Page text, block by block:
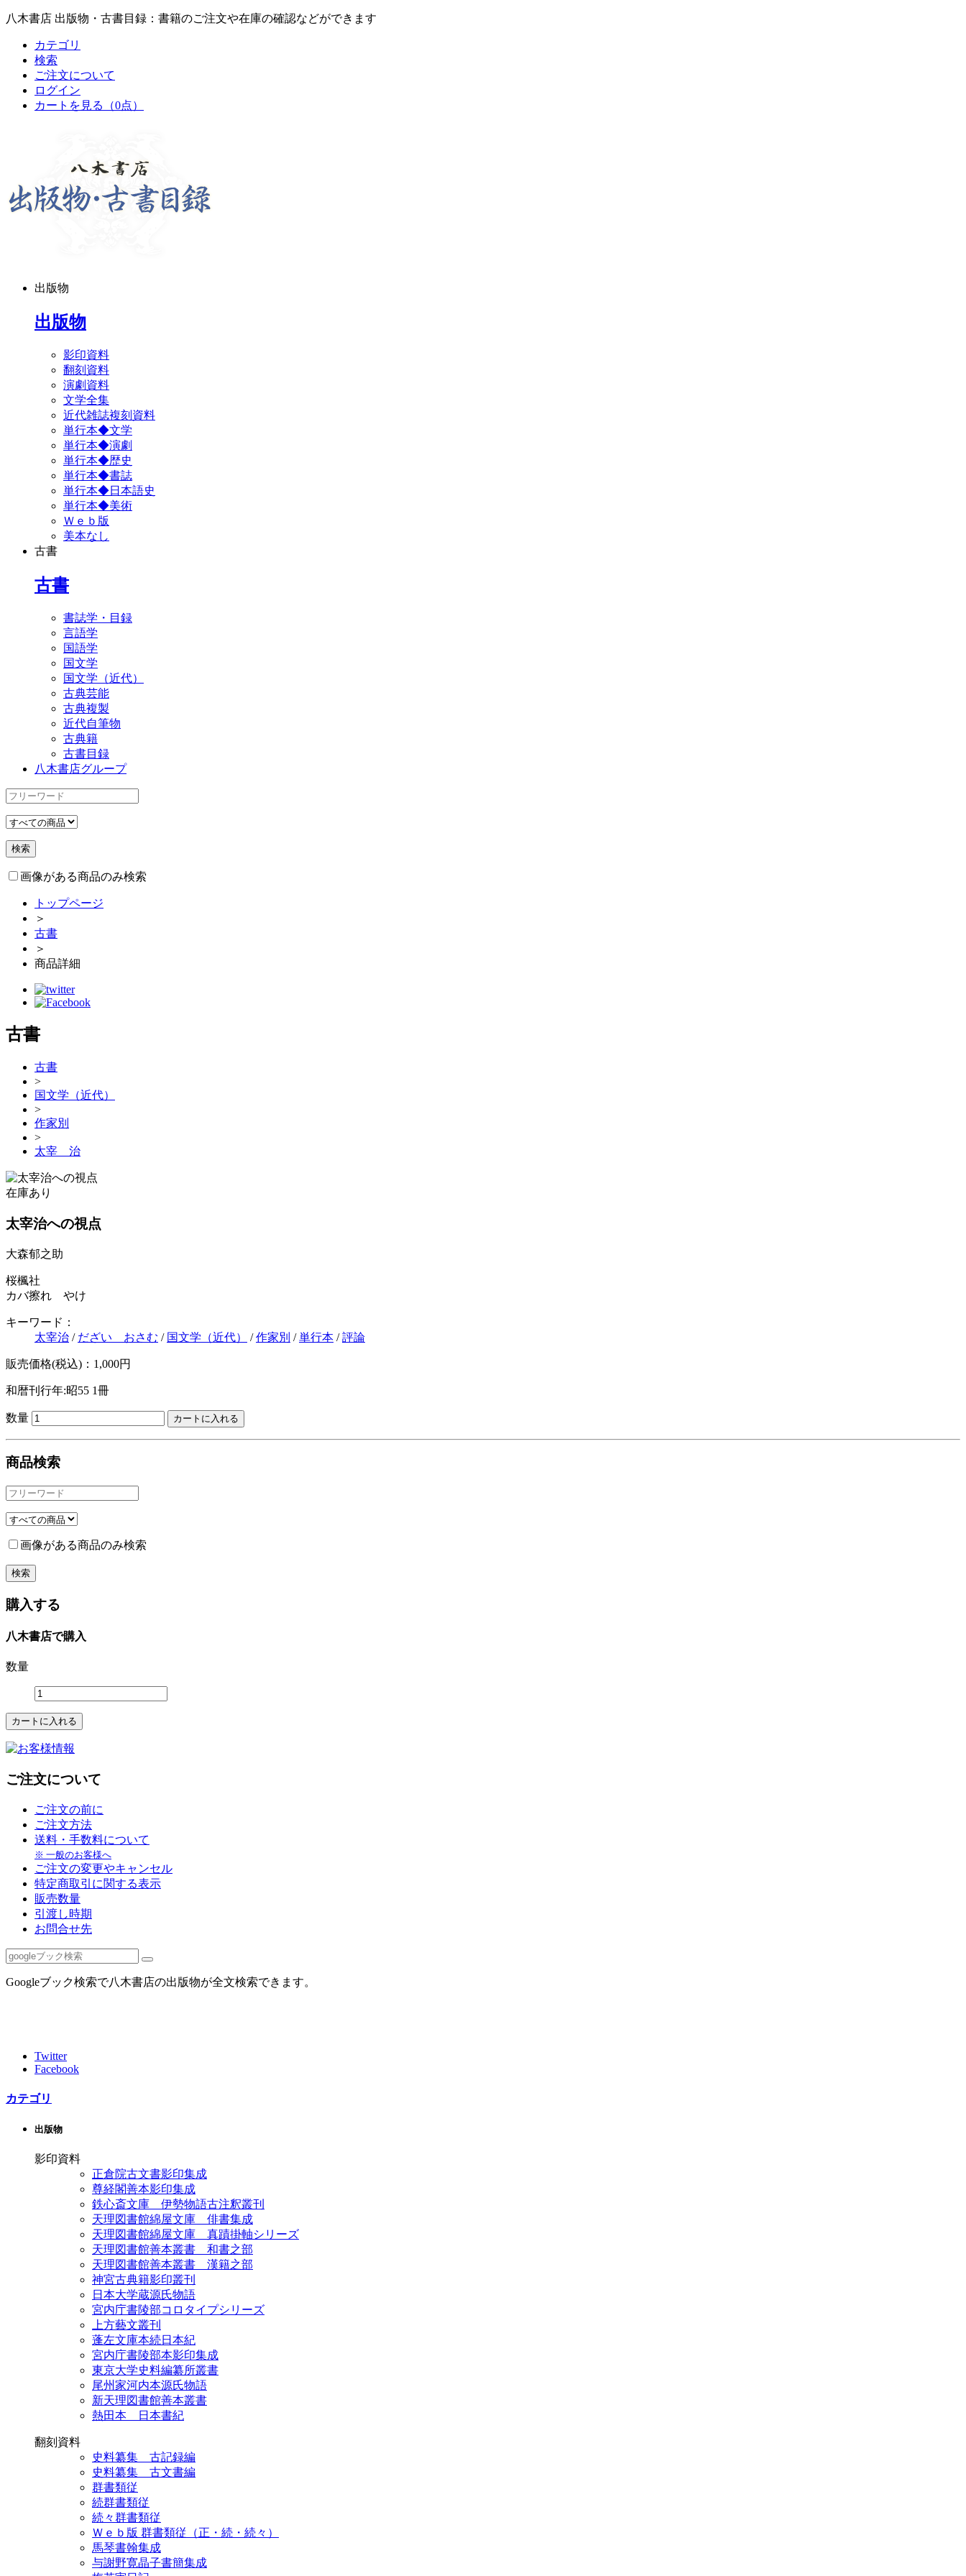
八木書店 出版物・古書目録：書籍のご注文や在庫の確認などができます
カテゴリ
検索
ご注文について
ログイン
カートを見る
（0点）
出版物
出版物
影印資料
翻刻資料
演劇資料
文学全集
近代雑誌複刻資料
単行本◆文学
単行本◆演劇
単行本◆歴史
単行本◆書誌
単行本◆日本語史
単行本◆美術
Ｗｅｂ版
美本なし
古書
古書
書誌学・目録
言語学
国語学
国文学
国文学（近代）
古典芸能
古典複製
近代自筆物
古典籍
古書目録
八木書店グループ
画像がある商品のみ検索
トップページ
＞
古書
＞
商品詳細
古書
古書
>
国文学（近代）
>
作家別
>
太宰 治
在庫あり
太宰治への視点
大森郁之助
桜楓社
カバ擦れ やけ
キーワード：
太宰治 / だざい おさむ / 国文学（近代） /作家別 /単行本 /評論
販売価格(税込)：1,000円
和暦刊行年:昭55 1冊
数量
商品検索
画像がある商品のみ検索
購入する
八木書店で購入
数量
ご注文について
ご注文の前に
ご注文方法
送料・手数料について
※ 一般のお客様へ
ご注文の変更やキャンセル
特定商取引に関する表示
販売数量
引渡し時期
お問合せ先
Googleブック検索で八木書店の出版物が全文検索できます。
Twitter
Facebook
カテゴリ
出版物
影印資料
正倉院古文書影印集成
尊経閣善本影印集成
鉄心斎文庫 伊勢物語古注釈叢刊
天理図書館綿屋文庫 俳書集成
天理図書館綿屋文庫 真蹟掛軸シリーズ
天理図書館善本叢書 和書之部
天理図書館善本叢書 漢籍之部
神宮古典籍影印叢刊
日本大学蔵源氏物語
宮内庁書陵部コロタイプシリーズ
上方藝文叢刊
蓬左文庫本続日本紀
宮内庁書陵部本影印集成
東京大学史料編纂所叢書
尾州家河内本源氏物語
新天理図書館善本叢書
熱田本 日本書紀
翻刻資料
史料纂集 古記録編
史料纂集 古文書編
群書類従
続群書類従
続々群書類従
Ｗｅｂ版 群書類従（正・続・続々）
馬琴書翰集成
与謝野寛晶子書簡集成